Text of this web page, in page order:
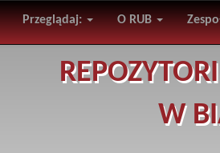
Przeglądaj: O RUB
W